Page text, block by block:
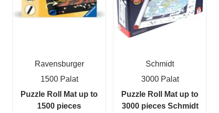
Ravensburger
1500 Palat
Puzzle Roll Mat up to
1500 pieces
Schmidt
3000 Palat
Puzzle Roll Mat up to
3000 pieces Schmidt